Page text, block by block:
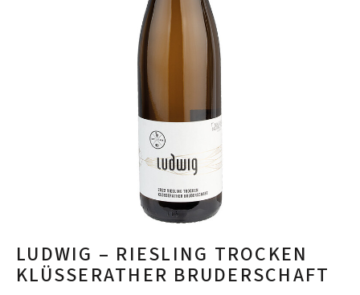
LUDWIG – RIESLING TROCKEN
KLÜSSERATHER BRUDERSCHAFT